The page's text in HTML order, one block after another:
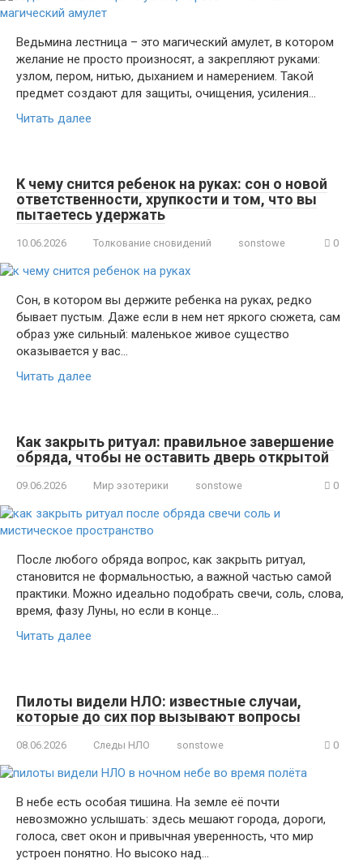
Ведьмина лестница – это магический амулет, в котором
желание не просто произносят, а закрепляют руками:
узлом, пером, нитью, дыханием и намерением. Такой
предмет создают для защиты, очищения, усиления…
Читать далее
К чему снится ребенок на руках: сон о новой
ответственности, хрупкости и том, что вы
пытаетесь удержать
10.06.2026 Толкование сновидений sonstowe 0
Сон, в котором вы держите ребенка на руках, редко
бывает пустым. Даже если в нем нет яркого сюжета, сам
образ уже сильный: маленькое живое существо
оказывается у вас…
Читать далее
Как закрыть ритуал: правильное завершение
обряда, чтобы не оставить дверь открытой
09.06.2026 Мир эзотерики sonstowe 0
После любого обряда вопрос, как закрыть ритуал,
становится не формальностью, а важной частью самой
практики. Можно идеально подобрать свечи, соль, слова,
время, фазу Луны, но если в конце…
Читать далее
Пилоты видели НЛО: известные случаи,
которые до сих пор вызывают вопросы
08.06.2026 Следы НЛО sonstowe 0
В небе есть особая тишина. На земле её почти
невозможно услышать: здесь мешают города, дороги,
голоса, свет окон и привычная уверенность, что мир
устроен понятно. Но высоко над…